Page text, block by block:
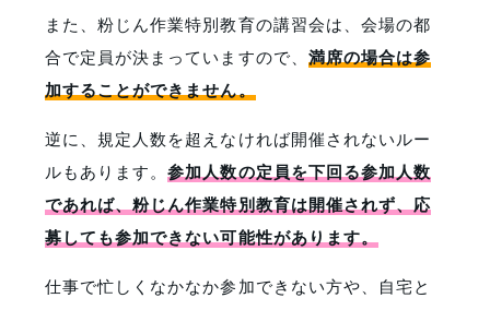
また、粉じん作業特別教育の講習会は、会場の都
合で定員が決まっていますので、 満席の場合は参
加することができません。
逆に、規定人数を超えなければ開催されないルー
ルもあります。参加人数の定員を下回る参加人数
であれば、粉じん作業特別教育は開催されず、応
募しても参加できない可能性があります。
仕事で忙しくなかなか参加できない方や、自宅と